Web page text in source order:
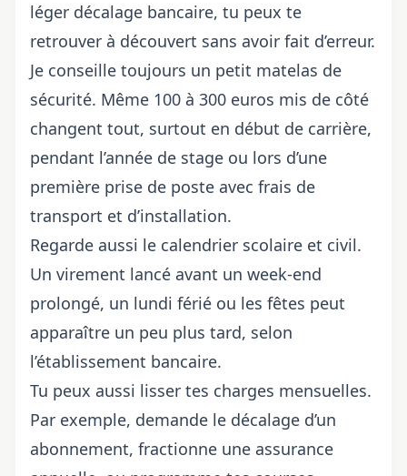
léger décalage bancaire, tu peux te
retrouver à découvert sans avoir fait d’erreur.
Je conseille toujours un petit matelas de
sécurité. Même 100 à 300 euros mis de côté
changent tout, surtout en début de carrière,
pendant l’année de stage ou lors d’une
première prise de poste avec frais de
transport et d’installation.
Regarde aussi le calendrier scolaire et civil.
Un virement lancé avant un week-end
prolongé, un lundi férié ou les fêtes peut
apparaître un peu plus tard, selon
l’établissement bancaire.
Tu peux aussi lisser tes charges mensuelles.
Par exemple, demande le décalage d’un
abonnement, fractionne une assurance